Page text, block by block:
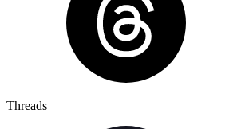
Threads